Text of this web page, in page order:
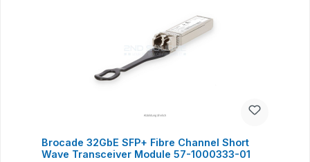
Brocade 32GbE SFP+ Fibre Channel Short
Wave Transceiver Module 57-1000333-01